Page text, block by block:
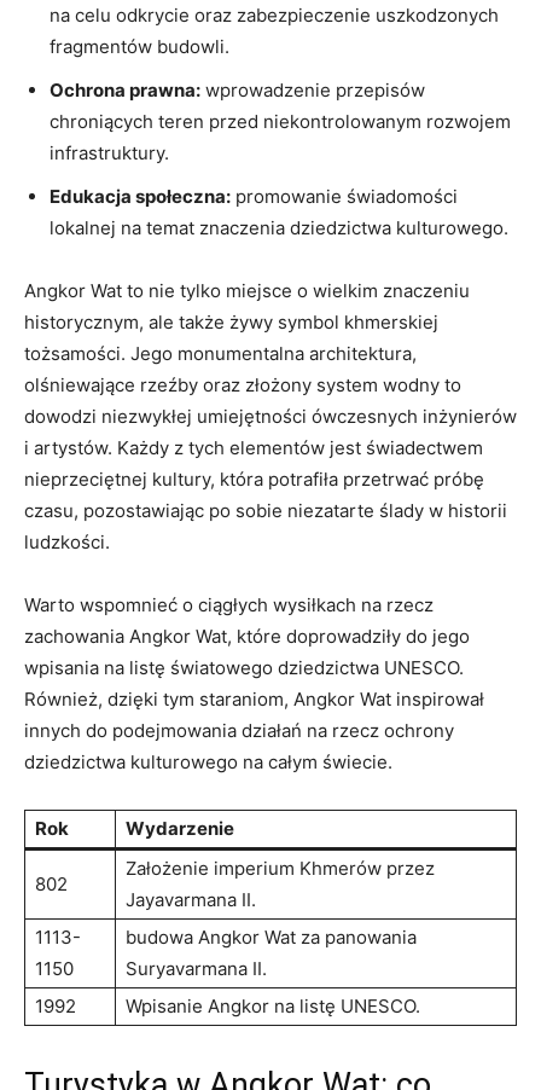
na celu odkrycie oraz zabezpieczenie uszkodzonych
fragmentów budowli.
Ochrona prawna: wprowadzenie przepisów
chroniących teren przed niekontrolowanym rozwojem
infrastruktury.
Edukacja społeczna: promowanie świadomości
lokalnej na temat znaczenia dziedzictwa kulturowego.
Angkor Wat to nie tylko miejsce o wielkim znaczeniu
historycznym, ale także żywy symbol khmerskiej
tożsamości. Jego monumentalna architektura,
olśniewające rzeźby oraz złożony system wodny to
dowodzi niezwykłej umiejętności ówczesnych inżynierów
i artystów. Każdy z tych elementów jest świadectwem
nieprzeciętnej kultury, która potrafiła przetrwać próbę
czasu, pozostawiając po sobie niezatarte ślady w historii
ludzkości.
Warto wspomnieć o ciągłych wysiłkach na rzecz
zachowania Angkor Wat, które doprowadziły do jego
wpisania na listę światowego dziedzictwa UNESCO.
Również, dzięki tym staraniom, Angkor Wat inspirował
innych do podejmowania działań na rzecz ochrony
dziedzictwa kulturowego na całym świecie.
Rok Wydarzenie
802
Założenie imperium Khmerów przez
Jayavarmana II.
1113-
1150
budowa Angkor Wat za panowania
Suryavarmana II.
1992
Wpisanie Angkor na listę UNESCO.